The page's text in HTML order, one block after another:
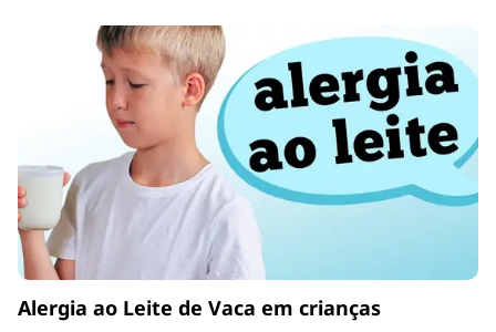
Alergia ao Leite de Vaca em crianças